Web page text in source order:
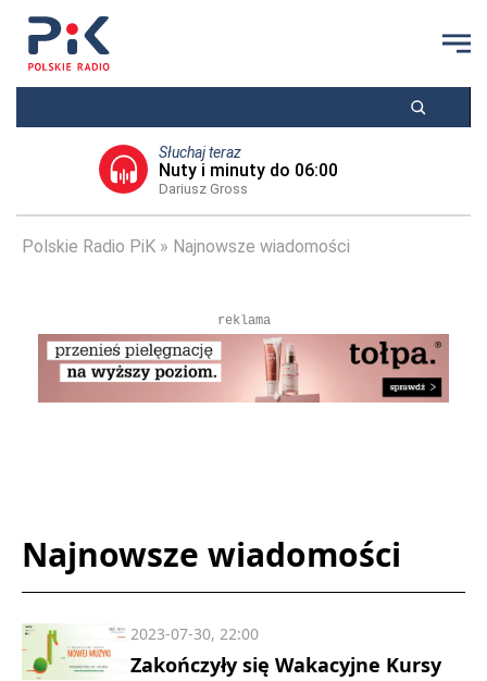
Słuchaj teraz
Nuty i minuty do 06:00
Dariusz Gross
Polskie Radio PiK Najnowsze wiadomości
reklama
Najnowsze wiadomości
Zakończyły się Wakacyjne Kursy
2023-07-30, 22:00